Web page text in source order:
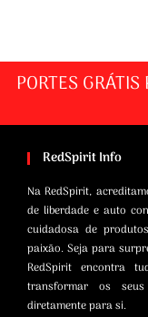
PORTES
RedSpirit Info
Na RedSpirit,
de liberdade e auto
cuidadosa de
paixão. Seja para
RedSpirit encontra
transformar os
diretamente para si.